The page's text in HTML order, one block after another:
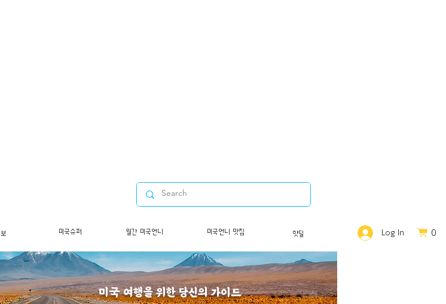
미국 여행을 위한 당신의 가이드
미국슈퍼 월간 미국언니 미국언니 맛집 핫딜 Log In 0